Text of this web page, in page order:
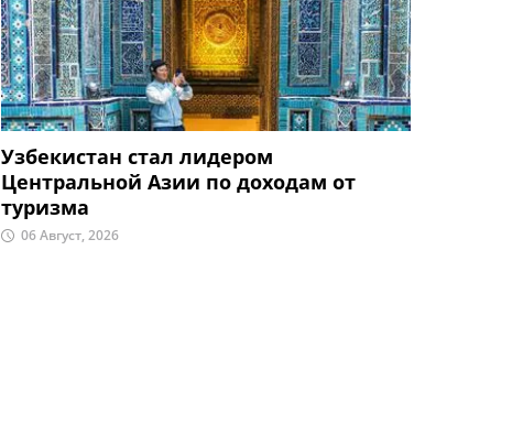
Узбекистан стал лидером
Центральной Азии по доходам от
туризма
06 Август, 2026